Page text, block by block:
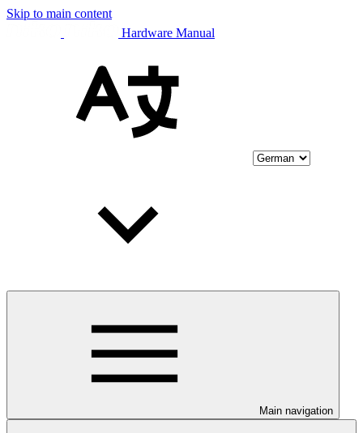
Skip to main content
Hardware Manual
Main navigation